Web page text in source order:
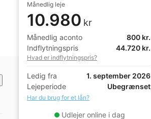
Månedlig leje
10.980 kr
Månedlig aconto
800 kr.
Indflytningspris
44.720 kr.
Hvad er indflytningspris?
Ledig fra
1. september 2026
Lejeperiode
Ubegrænset
Har du brug for et lån?
Udlejer online i dag